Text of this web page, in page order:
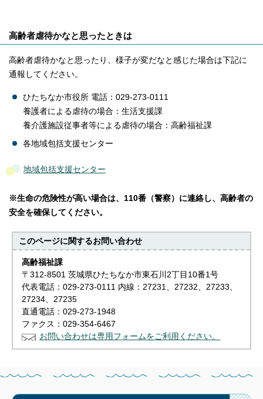
高齢者虐待かなと思ったときは
高齢者虐待かなと思ったり、様子が変だなと感じた場合は下記に
通報してください。
ひたちなか市役所 電話：029-273-0111
養護者による虐待の場合：生活支援課
養介護施設従事者等による虐待の場合：高齢福祉課
各地域包括支援センター
地域包括支援センター
※生命の危険性が高い場合は、110番（警察）に連絡し、高齢者の
安全を確保してください。
このページに関するお問い合わせ
高齢福祉課
〒312-8501 茨城県ひたちなか市東石川2丁目10番1号
代表電話：029-273-0111 内線：27231、27232、27233、
27234、27235
直通電話：029-273-1948
ファクス：029-354-6467
お問い合わせは専用フォームをご利用ください。